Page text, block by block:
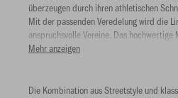
überzeugen durch ihren athletischen
Mit der passenden Veredelung wird die
anspruchsvolle Vereine. Das
atmungsaktiv und verbindet
Mehr anzeigen
Die Kombination aus Streetstyle und